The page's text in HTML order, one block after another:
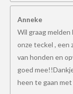
Anneke
Wil graag
onze teckel , een
van honden en
goed
heen te gaan met